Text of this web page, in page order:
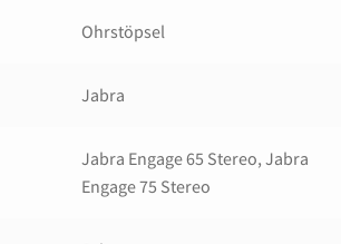
Ohrstöpsel
Jabra
Jabra Engage 65 Stereo, Jabra
Engage 75 Stereo